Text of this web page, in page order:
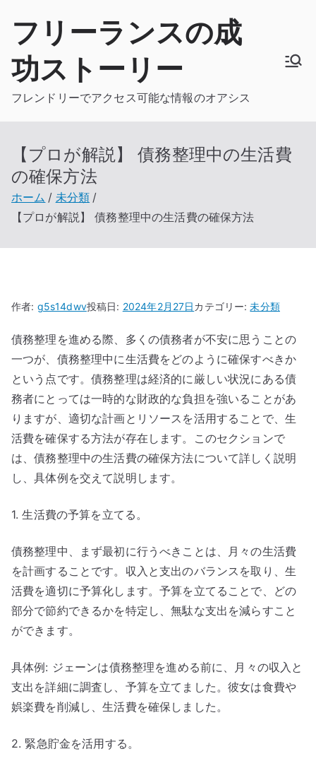
フリーランスの成
功ストーリー
フレンドリーでアクセス可能な情報のオアシス
【プロが解説】 債務整理中の生活費
の確保方法
ホーム
未分類
【プロが解説】 債務整理中の生活費の確保方法
作者: g5s14dwv投稿日: 2024年2月27日カテゴリー:未分類
債務整理を進める際、多くの債務者が不安に思うことの
一つが、債務整理中に生活費をどのように確保すべきか
という点です。債務整理は経済的に厳しい状況にある債
務者にとっては一時的な財政的な負担を強いることがあ
りますが、適切な計画とリソースを活用することで、生
活費を確保する方法が存在します。このセクションで
は、債務整理中の生活費の確保方法について詳しく説明
し、具体例を交えて説明します。
1. 生活費の予算を立てる。
債務整理中、まず最初に行うべきことは、月々の生活費
を計画することです。収入と支出のバランスを取り、生
活費を適切に予算化します。予算を立てることで、どの
部分で節約できるかを特定し、無駄な支出を減らすこと
ができます。
具体例: ジェーンは債務整理を進める前に、月々の収入と
支出を詳細に調査し、予算を立てました。彼女は食費や
娯楽費を削減し、生活費を確保しました。
2. 緊急貯金を活用する。